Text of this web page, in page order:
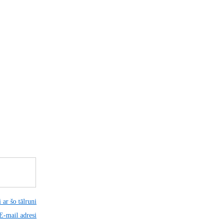
ar šo tālruni
mail adresi